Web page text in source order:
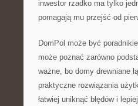
inwestor rzadko ma tylko
pomagają mu przejść od
DomPol może być
może poznać zarówno
ważne, bo domy drewniane
praktyczne rozwiązania
łatwiej uniknąć błędów i